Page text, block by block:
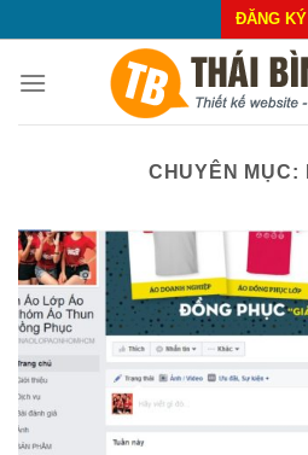
to
content
ĐĂNG KÝ
CHUYÊN MỤC: